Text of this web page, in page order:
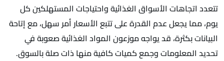
تتعدد اتجاهات الأسواق الغذائية واحتياجات المستهلكين كل
يوم، مما يجعل عدم القدرة على تتبع الأسعار أمر سهل، مع إتاحة
البيانات بكثرة، قد يواجه موزعون المواد الغذائية صعوبة في
تحديد المعلومات وجمع كميات كافية منها ذات صلة بالسوق.